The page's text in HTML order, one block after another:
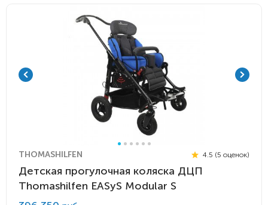
THOMASHILFEN 4.5 (5 оценок)
Детская прогулочная коляска ДЦП
Thomashilfen EASyS Modular S